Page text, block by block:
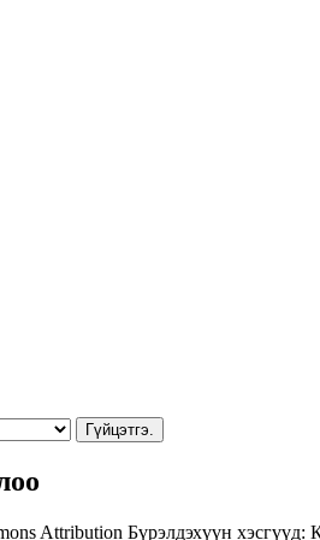
Гүйцэтгэ.
Attribution Бүрэлдэхүүн хэсгүүд: